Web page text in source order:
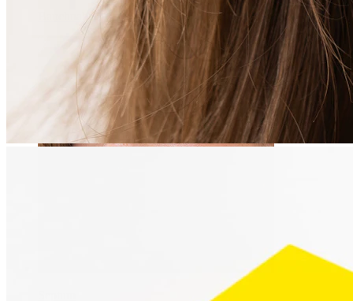
Bauchnabel